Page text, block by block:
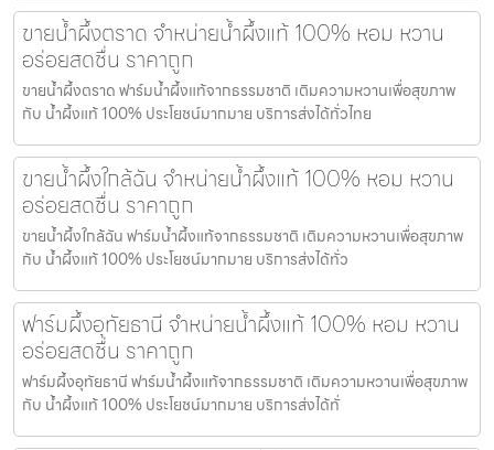
ขายน้ำผึ้งตราด จำหน่ายน้ำผึ้งแท้ 100% หอม หวาน
อร่อยสดชื่น ราคาถูก
ขายน้ำผึ้งตราด ฟาร์มน้ำผึ้งแท้จากธรรมชาติ เติมความหวานเพื่อสุขภาพ
กับ น้ำผึ้งแท้ 100% ประโยชน์มากมาย บริการส่งได้ทั่วไทย
ขายน้ำผึ้งใกล้ฉัน จำหน่ายน้ำผึ้งแท้ 100% หอม หวาน
อร่อยสดชื่น ราคาถูก
ขายน้ำผึ้งใกล้ฉัน ฟาร์มน้ำผึ้งแท้จากธรรมชาติ เติมความหวานเพื่อสุขภาพ
กับ น้ำผึ้งแท้ 100% ประโยชน์มากมาย บริการส่งได้ทั่ว
ฟาร์มผึ้งอุทัยธานี จำหน่ายน้ำผึ้งแท้ 100% หอม หวาน
อร่อยสดชื่น ราคาถูก
ฟาร์มผึ้งอุทัยธานี ฟาร์มน้ำผึ้งแท้จากธรรมชาติ เติมความหวานเพื่อสุขภาพ
กับ น้ำผึ้งแท้ 100% ประโยชน์มากมาย บริการส่งได้ทั่